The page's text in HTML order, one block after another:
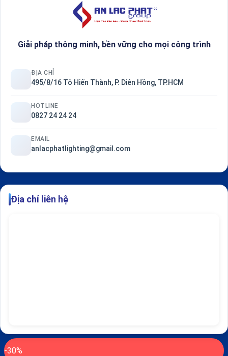
Giải pháp thông minh, bền vững cho mọi công trình
ĐỊA CHỈ
495/8/16 Tô Hiến Thành, P. Diên Hồng, TP.HCM
HOTLINE
0827 24 24 24
EMAIL
anlacphatlighting@gmail.com
Địa chỉ liên hệ
-30%